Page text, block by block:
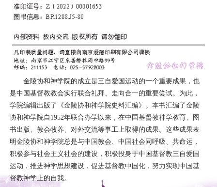
金陵协和神学院的成立是三自爱国运动的一个重要成果，也
是中国基督教教会实行联合礼拜、走向合一的重要尝试。为此，
学院编辑出版了《金陵协和神学院史料汇编》。本书汇编了金陵
协和神学院自1952年联合办学以来，在中国基督教神学教育、图
书出版、教会牧养、对外交流等事工上取得的成果。这些成果表
明金陵协和神学院总是与中国教会、中国社会同呼吸、共命运，
积极参与社会主义社会的建设，积极投身于中国基督教三自爱国
运动，推进神学思想建设，促进基督教中国化，努力实现中国基
督教神学上的自我。